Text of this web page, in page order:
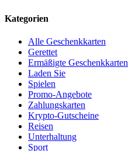
Kategorien
Alle Geschenkkarten
Gerettet
Ermäßigte Geschenkkarten
Laden Sie
Spielen
Promo-Angebote
Zahlungskarten
Krypto-Gutscheine
Reisen
Unterhaltung
Sport